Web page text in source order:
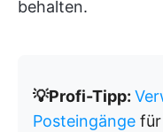
behalten.
💡Profi-Tipp:
Posteingänge für